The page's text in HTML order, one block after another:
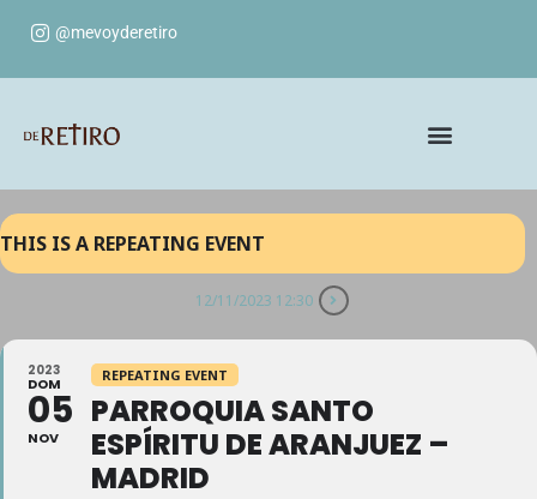
@mevoyderetiro
THIS IS A REPEATING EVENT
12/11/2023 12:30
2023
DOM
05
NOV
REPEATING EVENT
PARROQUIA SANTO
ESPÍRITU DE ARANJUEZ –
MADRID